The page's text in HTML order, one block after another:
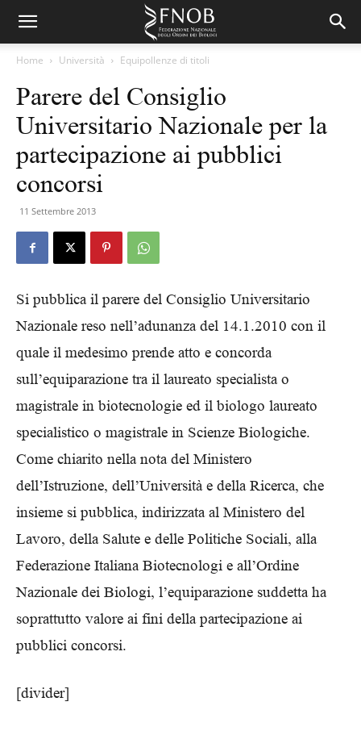
Home Università Equipollenze di titoli
Parere del Consiglio
Universitario Nazionale per la
partecipazione ai pubblici
concorsi
11 Settembre 2013
Si pubblica il parere del Consiglio Universitario
Nazionale reso nell’adunanza del 14.1.2010 con il
quale il medesimo prende atto e concorda
sull’equiparazione tra il laureato specialista o
magistrale in biotecnologie ed il biologo laureato
specialistico o magistrale in Scienze Biologiche.
Come chiarito nella nota del Ministero
dell’Istruzione, dell’Università e della Ricerca, che
insieme si pubblica, indirizzata al Ministero del
Lavoro, della Salute e delle Politiche Sociali, alla
Federazione Italiana Biotecnologi e all’Ordine
Nazionale dei Biologi, l’equiparazione suddetta ha
soprattutto valore ai fini della partecipazione ai
pubblici concorsi.
[divider]